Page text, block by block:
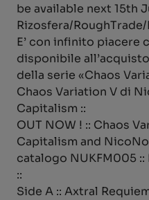
be available next 15th
Rizosfera/
E’ con infinito piacere
disponibile
della serie «Chaos
Chaos Variation V di
Capitalism ::
OUT NOW ! :: Chaos
Capitalism and
catalogo NUKFM005 ::
::
Side A :: Axtral